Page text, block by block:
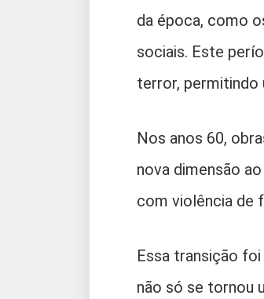
da época, como
sociais. Este
terror, permitindo
Nos anos 60,
nova dimensão
com violência de
Essa transição
não só se tornou